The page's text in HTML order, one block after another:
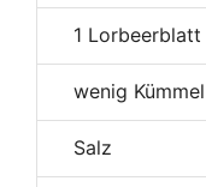
1 Lorbeerblatt
wenig Kümmel
Salz